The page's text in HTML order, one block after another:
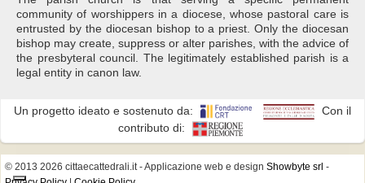
community of worshippers in a diocese, whose pastoral care is
entrusted by the diocesan bishop to a priest. Only the diocesan
bishop may create, suppress or alter parishes, with the advice of
the presbyteral council. The legitimately established parish is a
legal entity in canon law.
Un progetto ideato e sostenuto da:
Con il
contributo di:
© 2013 2026 cittaecattedrali.it- Applicazione web e design Showbyte srl -